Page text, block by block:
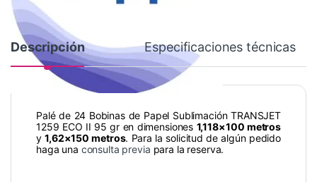
Descripción Especificaciones técnicas
Palé de 24 Bobinas de Papel Sublimación TRANSJET
1259 ECO II 95 gr en dimensiones 1,118×100 metros
y1,62×150 metros. Para la solicitud de algún pedido
haga una consulta previa para la reserva.